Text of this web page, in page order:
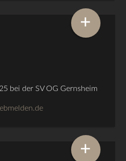
bei der SV OG Gernsheim
+
+